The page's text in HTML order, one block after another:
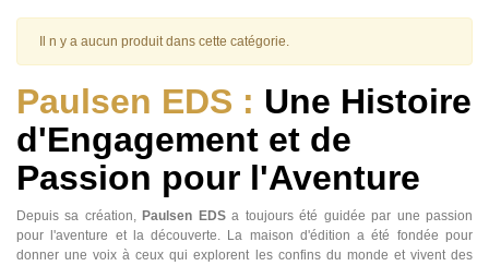
Il n y a aucun produit dans cette catégorie.
Paulsen EDS : Une Histoire
d'Engagement et de
Passion pour l'Aventure
Depuis sa création, Paulsen EDSa toujours été guidée par une passion
pour l'aventure et la découverte. La maison d'édition a été fondée pour
donner une voix à ceux qui explorent les confins du monde et vivent des